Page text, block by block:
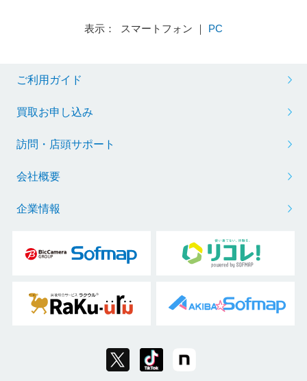
表示： スマートフォン ｜ PC
ご利用ガイド
買取お申し込み
訪問・店頭サポート
会社概要
企業情報